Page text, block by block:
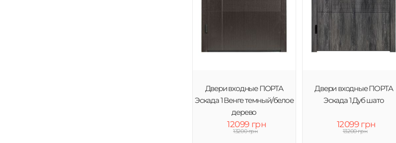
Двери входные ПОРТА
Эскада 1 Венге темный/белое
дерево
12099 грн
13200 грн
Двери входные ПОРТА
Эскада 1 Дуб шато
12099 грн
13200 грн